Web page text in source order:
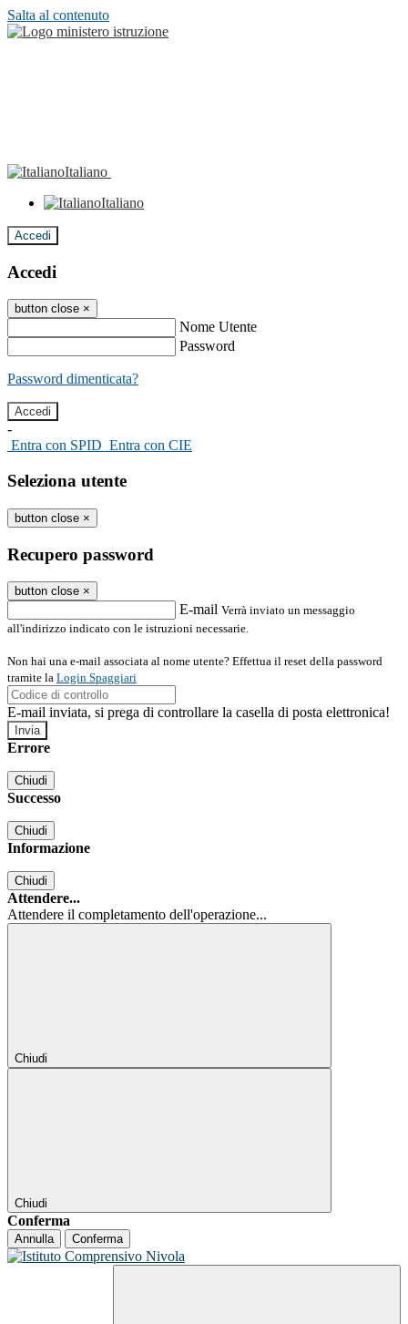
Salta al contenuto
Italiano
Italiano
Accedi
Accedi
button close ×
Nome Utente
Password
Password dimenticata?
-
Entra con SPID Entra con CIE
Seleziona utente
button close ×
Recupero password
button close ×
E-mail Verrà inviato un messaggio
all'indirizzo indicato con le istruzioni necessarie.
Non hai una e-mail associata al nome utente? Effettua il reset della password
tramite la Login Spaggiari
E-mail inviata, si prega di controllare la casella di posta elettronica!
Errore
Chiudi
Successo
Chiudi
Informazione
Chiudi
Attendere...
Attendere il completamento dell'operazione...
Chiudi
Chiudi
Conferma
Annulla Conferma